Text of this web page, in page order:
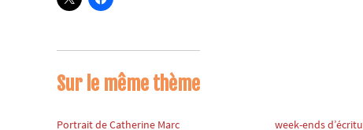
Sur le même thème
Portrait de Catherine Marc week-ends